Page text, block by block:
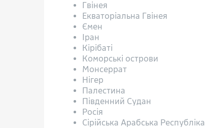
Гвінея
Екваторіальна Гвінея
Ємен
Іран
Кірібаті
Коморські острови
Монсеррат
Нігер
Палестина
Південний Судан
Росія
Сірійська Арабська Республіка